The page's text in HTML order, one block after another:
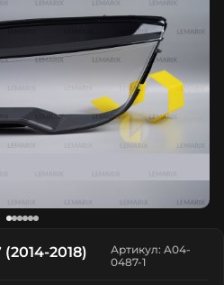
2018)
Артикул: A04-
0487-1